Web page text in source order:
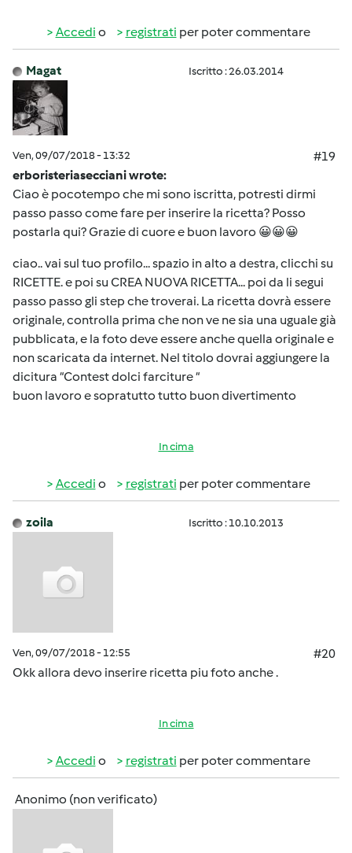
Accedi o registrati per poter commentare
Magat Iscritto : 26.03.2014
Ven, 09/07/2018 - 13:32
#19
erboristeriasecciani wrote:
Ciao è pocotempo che mi sono iscritta, potresti dirmi
passo passo come fare per inserire la ricetta? Posso
postarla qui? Grazie di cuore e buon lavoro 😀😀😀
ciao.. vai sul tuo profilo... spazio in alto a destra, clicchi su
RICETTE. e poi su CREA NUOVA RICETTA... poi da li segui
passo passo gli step che troverai. La ricetta dovrà essere
originale, controlla prima che non ve ne sia una uguale già
pubblicata, e la foto deve essere anche quella originale e
non scaricata da internet. Nel titolo dovrai aggiungere la
dicitura “Contest dolci farciture “
buon lavoro e sopratutto tutto buon divertimento
In cima
Accedi o registrati per poter commentare
zoila Iscritto : 10.10.2013
Ven, 09/07/2018 - 12:55
#20
Okk allora devo inserire ricetta piu foto anche .
In cima
Accedi o registrati per poter commentare
Anonimo (non verificato)